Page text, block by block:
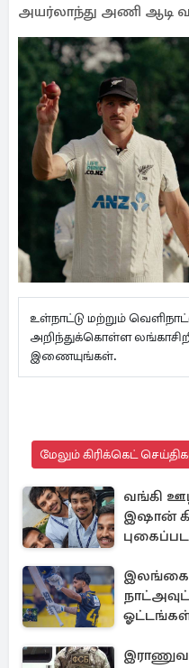
அயர்லாந்து அணி ஆடி
உள்நாட்டு மற்றும்
அறிந்துக்கொள்ள
இணையுங்கள்.
மேலும் கிரிக்கெட்
வங்கி
இஷான்
ஓட்டங்கள்